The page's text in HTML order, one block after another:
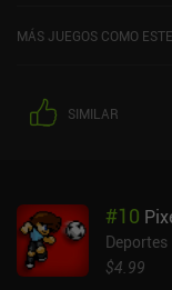
MÁS JUEGOS COMO ESTE
SIMILAR
#10
Deportes
$4.99